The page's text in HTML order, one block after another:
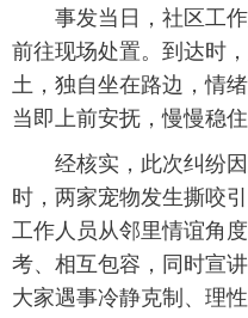
事发当日，社区工作
前往现场处置。到达时
土，独自坐在路边，情
当即上前安抚，慢慢稳
经核实，此次纠纷因
时，两家宠物发生撕咬
工作人员从邻里情谊角
考、相互包容，同时宣
大家遇事冷静克制、理